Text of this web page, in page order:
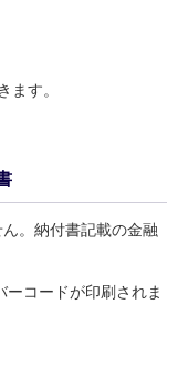
ます。
。納付書記載の金融
コードが印刷されま